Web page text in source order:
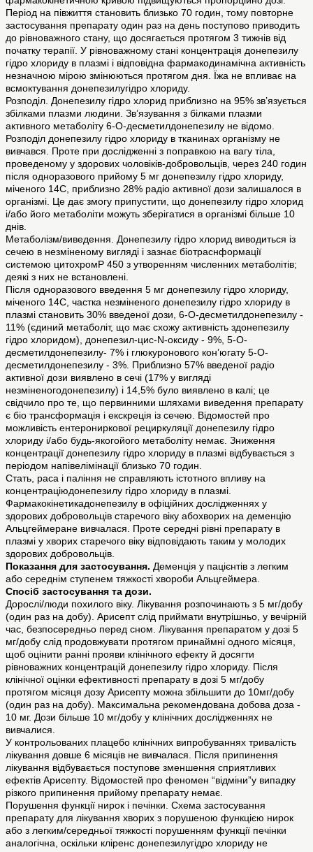
Період на півжиття становить близько 70 годин, тому повторне
застосування препарату один раз на день поступово приводить
до рівноважного стану, що досягається протягом 3 тижнів від
початку терапії. У рівноважному стані концентрація донепезилу
гідро хлориду в плазмі і відповідна фармакодинамічна активність
незначною мірою змінюються протягом дня. Їжа не впливає на
всмоктування донепезилугідро хлориду.
Розподіл. Донепезилу гідро хлорид приблизно на 95% зв’язується
збілками плазми людини. Зв’язування з білками плазми
активного метаболіту 6-О-десметилдонепезилу не відомо.
Розподіл донепезилу гідро хлориду в тканинах організму не
вивчався. Проте при дослідженні з поправкою на вагу тіла,
проведеному у здорових чоловіків-добровольців, через 240 годин
після одноразового прийому 5 мг донепезилу гідро хлориду,
міченого 14С, приблизно 28% радіо активної дози залишалося в
організмі. Це дає змогу припустити, що донепезилу гідро хлорид
і/або його метаболіти можуть зберігатися в організмі більше 10
днів.
Метаболізм/виведення. Донепезилу гідро хлорид виводиться із
сечею в незміненому вигляді і зазнає біотраснформації
системою цитохромР 450 з утворенням численних метаболітів;
деякі з них не встановлені.
Після одноразового введення 5 мг донепезилу гідро хлориду,
міченого 14С, частка незміненого донепезилу гідро хлориду в
плазмі становить 30% введеної дози, 6-О-десметилдонепезилу -
11% (єдиний метаболіт, що має схожу активність здонепезилу
гідро хлоридом), донепезил-цис-N-оксиду - 9%, 5-O-
десметилдонепезилу- 7% і глюкуронового кон’югату 5-О-
десметилдонепезилу - 3%. Приблизно 57% введеної радіо
активної дози виявлено в сечі (17% у вигляді
незміненогодонепезилу) і 14,5% було виявлено в калі; це
свідчило про те, що первинними шляхами виведення препарату
є біо трансформація і екскреція із сечею. Відомостей про
можливість ентерониркової рециркуляції донепезилу гідро
хлориду і/або будь-якогойого метаболіту немає. Зниження
концентрації донепезилу гідро хлориду в плазмі відбувається з
періодом напівелімінації близько 70 годин.
Стать, раса і паління не справляють істотного впливу на
концентраціюдонепезилу гідро хлориду в плазмі.
Фармакокінетикадонепезилу в офіційних дослідженнях у
здорових добровольців старечого віку абохворих на деменцію
Альцгеймеране вивчалася. Проте середні рівні препарату в
плазмі у хворих старечого віку відповідають таким у молодих
здорових добровольців.
Показання для застосування. Деменція у пацієнтів з легким
або середнім ступенем тяжкості хвороби Альцгеймера.
Спосіб застосування та дози.
Дорослі/люди похилого віку. Лікування розпочинають з 5 мг/добу
(один раз на добу). Арисепт слід приймати внутрішньо, у вечірній
час, безпосередньо перед сном. Лікування препаратом у дозі 5
мг/добу слід продовжувати протягом принаймні одного місяця,
щоб оцінити ранні прояви клінічного ефекту й досягти
рівноважних концентрацій донепезилу гідро хлориду. Після
клінічної оцінки ефективності препарату в дозі 5 мг/добу
протягом місяця дозу Арисепту можна збільшити до 10мг/добу
(один раз на добу). Максимальна рекомендована добова доза -
10 мг. Дози більше 10 мг/добу у клінічних дослідженнях не
вивчалися.
У контрольованих плацебо клінічних випробуваннях тривалість
лікування довше 6 місяців не вивчалася. Після припинення
лікування відбувається поступове зменшення сприятливих
ефектів Арисепту. Відомостей про феномен “відміни”у випадку
різкого припинення прийому препарату немає.
Порушення функції нирок і печінки. Схема застосування
препарату для лікування хворих з порушеною функцією нирок
або з легким/середньої тяжкості порушенням функції печінки
аналогічна, оскільки кліренс донепезилугідро хлориду не